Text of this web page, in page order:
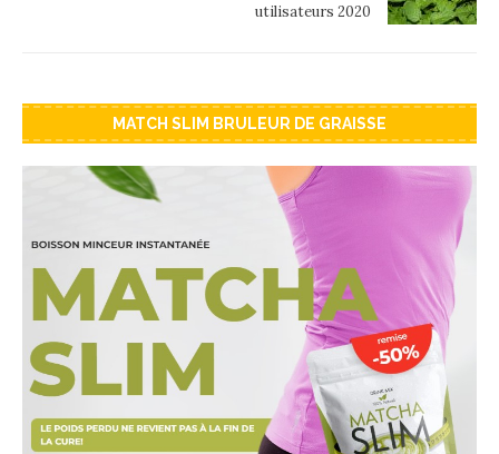
utilisateurs 2020
MATCH SLIM BRULEUR DE GRAISSE